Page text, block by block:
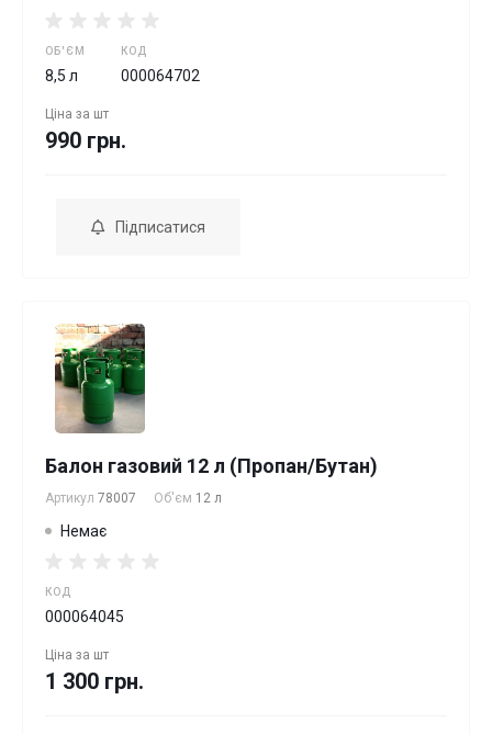
ОБ'ЄМ
8,5 л
КОД
000064702
Ціна за шт
990 грн.
Підписатися
Балон газовий 12 л (Пропан/Бутан)
Артикул 78007 Об'єм 12 л
Немає
КОД
000064045
Ціна за шт
1 300 грн.